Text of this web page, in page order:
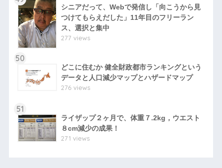
シニアだって、Webで発信し「向こうから見
つけてもらえだした」11年目のフリーラン
ス、選択と集中
277 views
50
どこに住むか 健全財政都市ランキングという
データと人口減少マップとハザードマップ
276 views
51
ライザップ２ヶ月で、体重７.2kg，ウエスト
８cm減少の成果！
271 views